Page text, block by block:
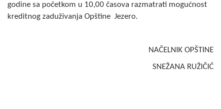
Zamjenik načelnika
godine sa početkom u 10,00 časova razmatrati mogućnost
kreditnog zaduživanja Opštine Jezero.
NAČELNIK OPŠTINE
SNEŽANA RUŽIČIĆ